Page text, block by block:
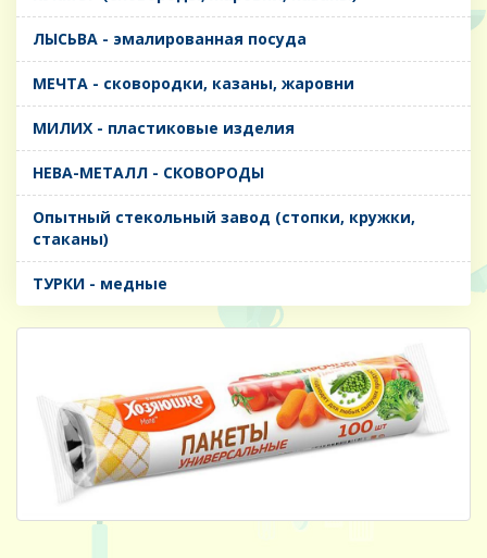
ЛЫСЬВА - эмалированная посуда
МЕЧТА - сковородки, казаны, жаровни
МИЛИХ - пластиковые изделия
НЕВА-МЕТАЛЛ - СКОВОРОДЫ
Опытный стекольный завод (стопки, кружки,
стаканы)
ТУРКИ - медные